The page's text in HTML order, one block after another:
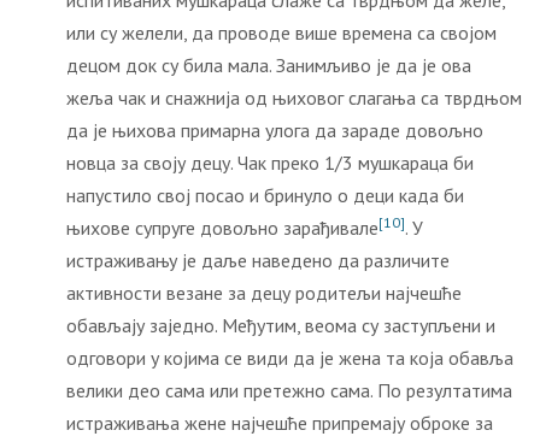
или су желели, да проводе више времена са својом
децом док су била мала. Занимљиво је да је ова
жеља чак и снажнија од њиховог слагања са тврдњом
да је њихова примарна улога да зараде довољно
новца за своју децу. Чак преко 1/3 мушкараца би
напустило свој посао и бринуло о деци када би
њихове супруге довољно зарађивале[10]. У
истраживању је даље наведено да различите
активности везане за децу родитељи најчешће
обављају заједно. Међутим, веома су заступљени и
одговори у којима се види да је жена та која обавља
велики део сама или претежно сама. По резултатима
истраживања жене најчешће припремају оброке за